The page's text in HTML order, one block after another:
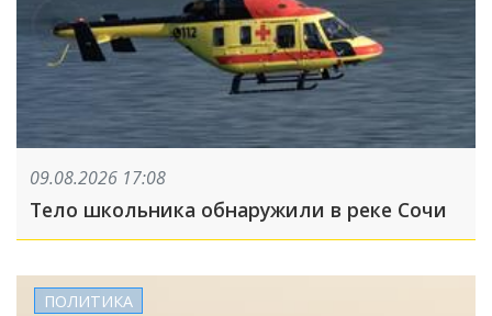
09.08.2026 17:08
Тело школьника обнаружили в реке Сочи
ПОЛИТИКА